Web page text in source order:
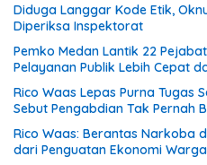
Diduga Langgar Kode Etik,
Diperiksa Inspektorat
Pemko Medan Lantik 22
Pelayanan Publik Lebih Cepat
Rico Waas Lepas Purna Tugas
Sebut Pengabdian Tak Pernah
Rico Waas: Berantas Narkoba
dari Penguatan Ekonomi Warga